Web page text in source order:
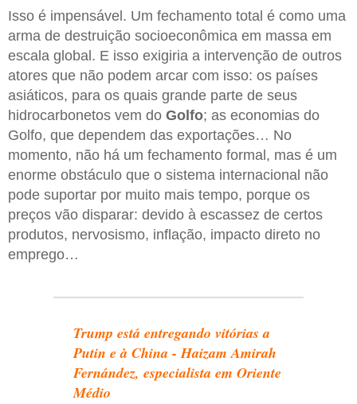
Isso é impensável. Um fechamento total é como uma
arma de destruição socioeconômica em massa em
escala global. E isso exigiria a intervenção de outros
atores que não podem arcar com isso: os países
asiáticos, para os quais grande parte de seus
hidrocarbonetos vem do Golfo; as economias do
Golfo, que dependem das exportações… No
momento, não há um fechamento formal, mas é um
enorme obstáculo que o sistema internacional não
pode suportar por muito mais tempo, porque os
preços vão disparar: devido à escassez de certos
produtos, nervosismo, inflação, impacto direto no
emprego…
Trump está entregando vitórias a
Putin e à China - Haizam Amirah
Fernández, especialista em Oriente
Médio